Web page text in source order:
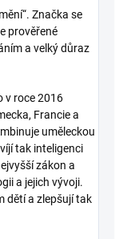
Značka se
prověřené
a velký důraz
v roce 2016
Francie a
uměleckou
tak inteligenci
zákon a
a jejich vývoji.
dětí a zlepšují tak